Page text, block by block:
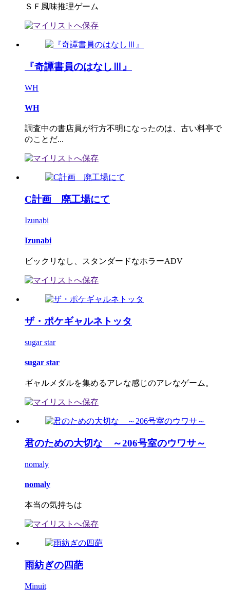
ＳＦ風味推理ゲーム
『奇譚書員のはなしⅢ』
WH
WH
調査中の書店員が行方不明になったのは、古い料亭で
のことだ...
C計画 廃工場にて
Izunabi
Izunabi
ビックリなし、スタンダードなホラーADV
ザ・ポケギャルネトッタ
sugar star
sugar star
ギャルメダルを集めるアレな感じのアレなゲーム。
君のための大切な ～206号室のウワサ～
nomaly
nomaly
本当の気持ちは
雨紡ぎの四葩
Minuit